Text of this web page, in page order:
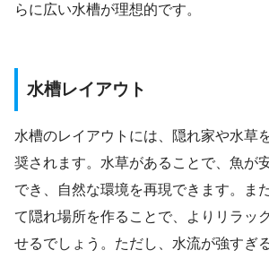
らに広い水槽が理想的です。
水槽レイアウト
水槽のレイアウトには、隠れ家や水草
奨されます。水草があることで、魚が
でき、自然な環境を再現できます。ま
て隠れ場所を作ることで、よりリラッ
せるでしょう。ただし、水流が強すぎ